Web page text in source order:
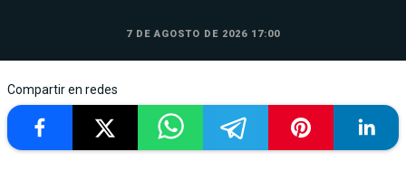
7 DE AGOSTO DE 2026 17:00
Compartir en redes